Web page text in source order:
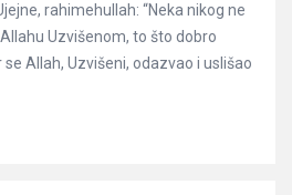
rahimehullah: “Neka nikog ne
Uzvišenom, to što dobro
Allah, Uzvišeni, odazvao i uslišao